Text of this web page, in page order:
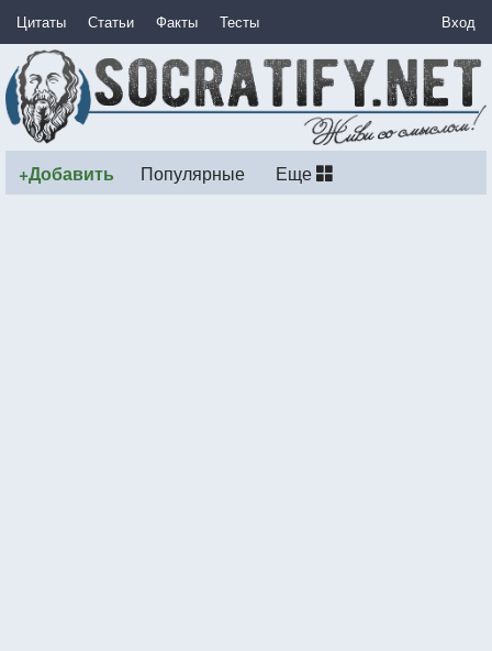
Цитаты Статьи Факты Тесты Вход
+Добавить Популярные Еще